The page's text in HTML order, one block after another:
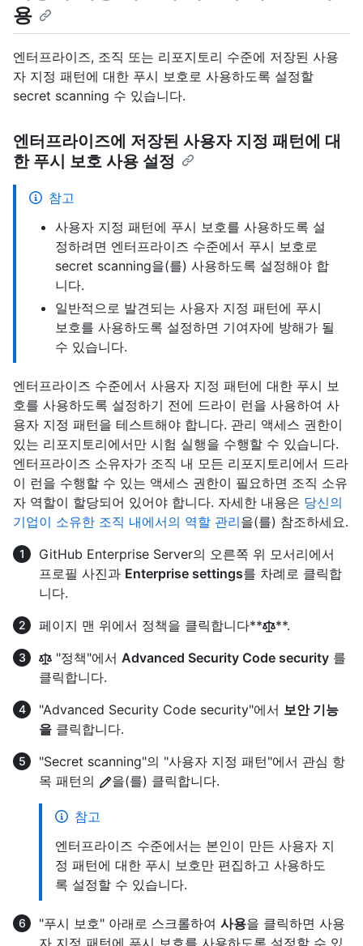
용
엔터프라이즈, 조직 또는 리포지토리 수준에 저장된 사용
자 지정 패턴에 대한 푸시 보호로 사용하도록 설정할
secret scanning 수 있습니다.
엔터프라이즈에 저장된 사용자 지정 패턴에 대
한 푸시 보호 사용 설정
참고
사용자 지정 패턴에 푸시 보호를 사용하도록 설
정하려면 엔터프라이즈 수준에서 푸시 보호로
secret scanning을(를) 사용하도록 설정해야 합
니다.
일반적으로 발견되는 사용자 지정 패턴에 푸시
보호를 사용하도록 설정하면 기여자에 방해가 될
수 있습니다.
엔터프라이즈 수준에서 사용자 지정 패턴에 대한 푸시 보
호를 사용하도록 설정하기 전에 드라이 런을 사용하여 사
용자 지정 패턴을 테스트해야 합니다. 관리 액세스 권한이
있는 리포지토리에서만 시험 실행을 수행할 수 있습니다.
엔터프라이즈 소유자가 조직 내 모든 리포지토리에서 드라
이 런을 수행할 수 있는 액세스 권한이 필요하면 조직 소유
자 역할이 할당되어 있어야 합니다. 자세한 내용은 당신의
기업이 소유한 조직 내에서의 역할 관리을(를) 참조하세요.
GitHub Enterprise Server의 오른쪽 위 모서리에서
프로필 사진과 Enterprise settings를 차례로 클릭합
니다.
페이지 맨 위에서 정책을 클릭합니다**
**.
"정책"에서 Advanced Security Code security 를
클릭합니다.
"Advanced Security Code security"에서 보안 기능
을 클릭합니다.
"Secret scanning"의 "사용자 지정 패턴"에서 관심 항
목 패턴의
을(를) 클릭합니다.
참고
엔터프라이즈 수준에서는 본인이 만든 사용자 지
정 패턴에 대한 푸시 보호만 편집하고 사용하도
록 설정할 수 있습니다.
"푸시 보호" 아래로 스크롤하여 사용을 클릭하면 사용
자 지정 패턴에 푸시 보호를 사용하도록 설정할 수 있